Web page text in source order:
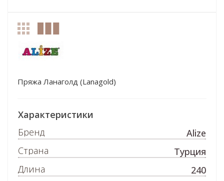
Пряжа Ланаголд (Lanagold)
Характеристики
Бренд
Alize
Страна
Турция
Длина
240